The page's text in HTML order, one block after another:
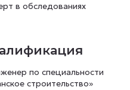
в обследованиях
по специальности
строительство»